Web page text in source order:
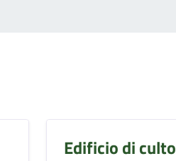
Edificio di culto